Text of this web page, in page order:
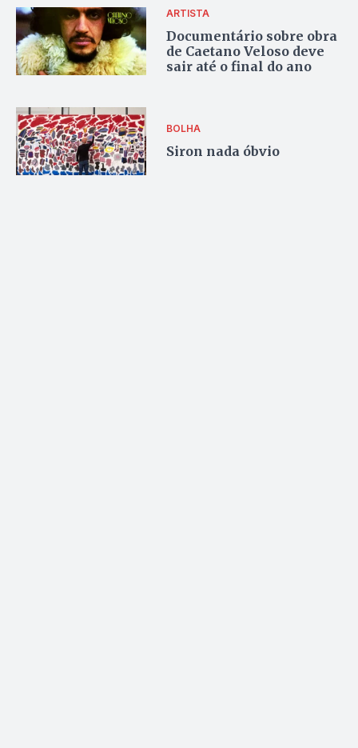
ARTISTA
Documentário sobre obra
de Caetano Veloso deve
sair até o final do ano
BOLHA
Siron nada óbvio